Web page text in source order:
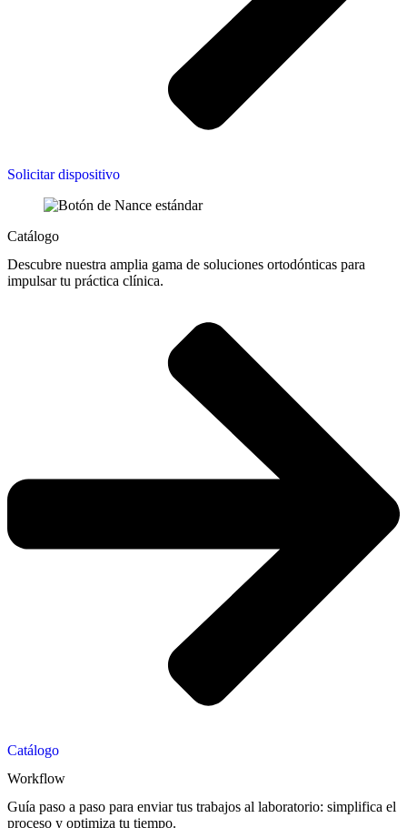
Solicitar dispositivo
Catálogo
Descubre nuestra amplia gama de soluciones ortodónticas para
impulsar tu práctica clínica.
Catálogo
Workflow
Guía paso a paso para enviar tus trabajos al laboratorio: simplifica el
proceso y optimiza tu tiempo.